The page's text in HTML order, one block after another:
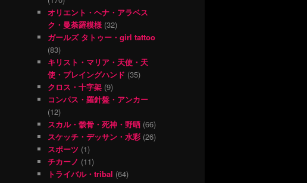
オリエント・ヘナ・アラベス
ク・曼荼羅模様 (32)
ガールズ タトゥー・girl tattoo
(83)
キリスト・マリア・天使・天
使・プレイングハンド (35)
クロス・十字架 (9)
コンパス・羅針盤・アンカー
(12)
スカル・骸骨・死神・野晒 (66)
スケッチ・デッサン・水彩 (26)
スポーツ (1)
チカーノ (11)
トライバル・tribal (64)